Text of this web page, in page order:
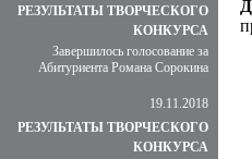
РЕЗУЛЬТАТЫ ТВОРЧЕСКОГО
КОНКУРСА
Завершилось голосование за
Абитуриента Романа Сорокина
19.11.2018
РЕЗУЛЬТАТЫ ТВОРЧЕСКОГО
КОНКУРСА